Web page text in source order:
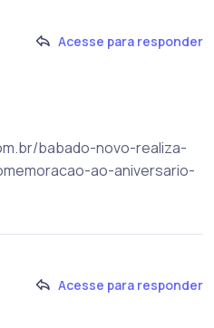
Acesse para responder
babado-novo-realiza-
ao-aniversario-
Acesse para responder